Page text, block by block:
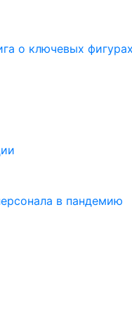
о ключевых
в пандемию